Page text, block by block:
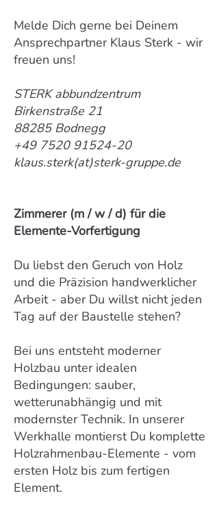
Melde Dich gerne bei Deinem
Ansprechpartner Klaus Sterk - wir
freuen uns!
STERK abbundzentrum
Birkenstraße 21
88285 Bodnegg
+49 7520 91524-20
klaus.sterk(at)sterk-gruppe.de
Zimmerer (m / w / d) für die
Elemente-Vorfertigung
Du liebst den Geruch von Holz
und die Präzision handwerklicher
Arbeit - aber Du willst nicht jeden
Tag auf der Baustelle stehen?
Bei uns entsteht moderner
Holzbau unter idealen
Bedingungen: sauber,
wetterunabhängig und mit
modernster Technik. In unserer
Werkhalle montierst Du komplette
Holzrahmenbau-Elemente - vom
ersten Holz bis zum fertigen
Element.